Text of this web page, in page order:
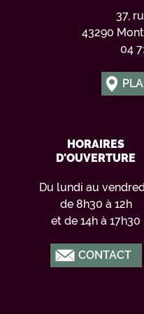
37,
43290
04
HORAIRES
D'OUVERTURE
Du lundi au
de 8h30 à 12h
et de 14h à 17h30
CONTACT